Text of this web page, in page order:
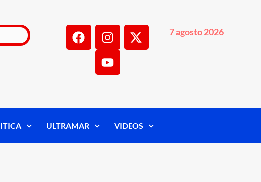
7 agosto 2026
ULTRAMAR VIDEOS